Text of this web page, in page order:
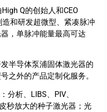
Q的创始人和CEO
和研发超微型、紧凑脉冲
，单脉冲能量最高可达
半导体泵浦固体激光器的
之外的产品定制化服务。
分析、LIBS、PIV、
秒放大的种子激光器；光